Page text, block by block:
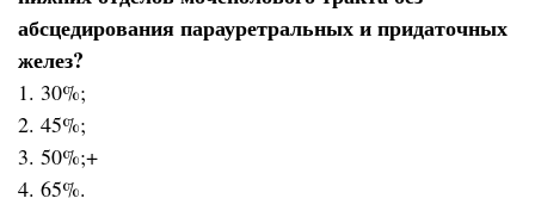
абсцедирования парауретральных и придаточных
желез?
1. 30%;
2. 45%;
3. 50%;+
4. 65%.